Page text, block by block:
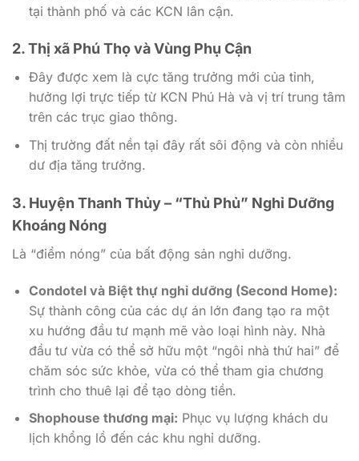
tại thành phố và các KCN lân cận.
2. Thị xã Phú Thọ và Vùng Phụ Cận
Đây được xem là cực tăng trưởng mới của tỉnh,
hưởng lợi trực tiếp từ KCN Phú Hà và vị trí trung tâm
trên các trục giao thông.
Thị trường đất nền tại đây rất sôi động và còn nhiều
dư địa tăng trưởng.
3. Huyện Thanh Thủy – “Thủ Phủ” Nghỉ Dưỡng
Khoáng Nóng
Là “điểm nóng” của bất động sản nghỉ dưỡng.
Condotel và Biệt thự nghỉ dưỡng (Second Home):
Sự thành công của các dự án lớn đang tạo ra một
xu hướng đầu tư mạnh mẽ vào loại hình này. Nhà
đầu tư vừa có thể sở hữu một “ngôi nhà thứ hai” để
chăm sóc sức khỏe, vừa có thể tham gia chương
trình cho thuê lại để tạo dòng tiền.
Shophouse thương mại: Phục vụ lượng khách du
lịch khổng lồ đến các khu nghỉ dưỡng.